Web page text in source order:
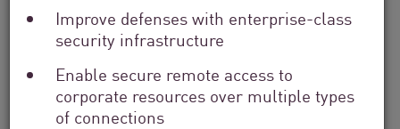
Improve defenses with enterprise-class
security infrastructure
Enable secure remote access to
corporate resources over multiple types
of connections